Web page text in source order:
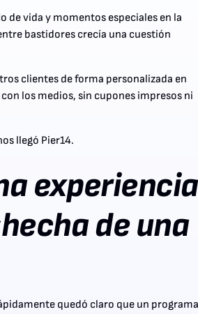
de vida y momentos especiales en la
bastidores crecía una cuestión
clientes de forma personalizada en
los medios, sin cupones impresos ni
llegó Pier14.
experiencia
de una
quedó claro que un